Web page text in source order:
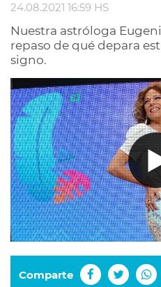
24.08.2021 16:59 HS
Nuestra astróloga
repaso de qué depara
signo.
Comparte